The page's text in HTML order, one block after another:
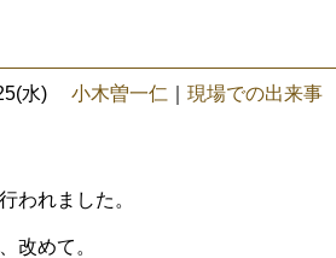
水) 小木曽一仁 現場での出来事
われました。
改めて。